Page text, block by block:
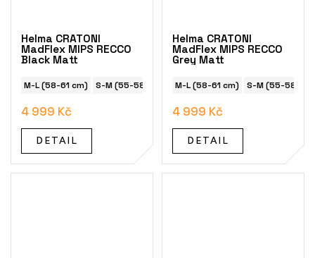
Helma CRATONI
MadFlex MIPS RECCO
Black Matt
M-L (58-61 cm) S-M (55-58 cm)
4 999 Kč
DETAIL
Helma CRATONI
MadFlex MIPS RECCO
Grey Matt
M-L (58-61 cm) S-M (55-58 cm)
4 999 Kč
DETAIL